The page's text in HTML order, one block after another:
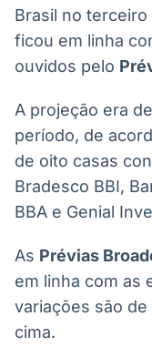
Soluções de
e Conteúdos
Brasil no
ficou em linha
ouvidos pelo
A projeção era
período, de
de oito casas
Bradesco BBI,
BBA e Genial
As Prévias
em linha com as
variações são
cima.